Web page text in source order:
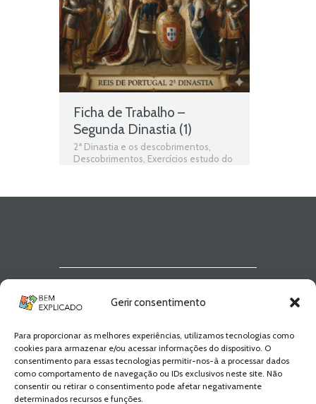
Gerir consentimento
Para proporcionar as melhores experiências, utilizamos tecnologias como
cookies para armazenar e/ou acessar informações do dispositivo. O
consentimento para essas tecnologias permitir-nos-à a processar dados
como comportamento de navegação ou IDs exclusivos neste site. Não
consentir ou retirar o consentimento pode afetar negativamente
determinados recursos e funções.
Ficha de Trabalho –
Segunda Dinastia (1)
2ª Dinastia e os descobrimentos,
Descobrimentos, Exercícios estudo do
Explicado
Fica a par de todas as novidades! Zero
Spam, apenas novidades e novos
conteúdos!